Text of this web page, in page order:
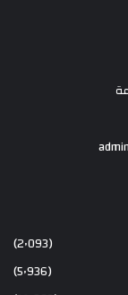
(2٬093)
(5٬936)